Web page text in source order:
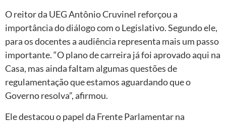
O reitor da UEG Antônio Cruvinel reforçou a
importância do diálogo com o Legislativo. Segundo ele,
para os docentes a audiência representa mais um passo
importante. “O plano de carreira já foi aprovado aqui na
Casa, mas ainda faltam algumas questões de
regulamentação que estamos aguardando que o
Governo resolva”, afirmou.
Ele destacou o papel da Frente Parlamentar na